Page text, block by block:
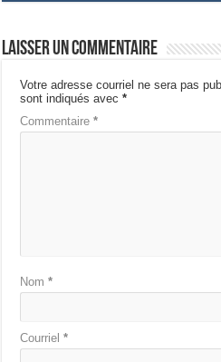
Laisser un commentaire
Votre adresse courriel ne sera pas
sont indiqués avec*
Commentaire*
Nom*
Courriel*